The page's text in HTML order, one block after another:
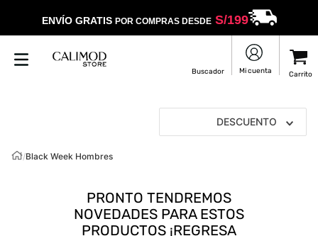
ENVÍO GRATIS POR COMPRAS DESDES/199
DESCUENTO
/Black Week Hombres